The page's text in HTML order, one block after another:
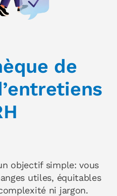
de
objectif simple: vous
utiles, équitables
ni jargon.